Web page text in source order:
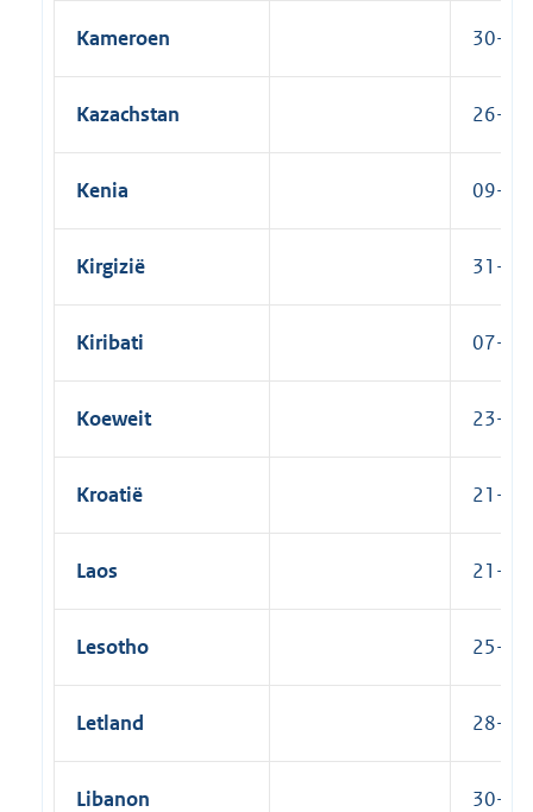
Kameroen 30-
Kazachstan 26-
Kenia 09-
Kirgizië 31-
Kiribati 07-
Koeweit 23-
Kroatië 21-
Laos 21-
Lesotho 25-
Letland 28-
Libanon 30-